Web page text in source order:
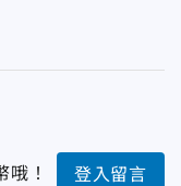
哦！ 登入留言